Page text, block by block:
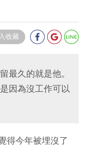
收藏
最久的就是他。
因為沒工作可以
得今年被埋沒了